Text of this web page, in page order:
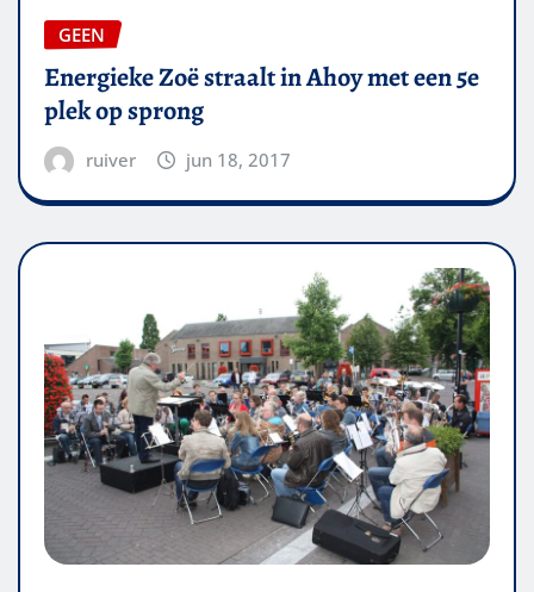
GEEN
Energieke Zoë straalt in Ahoy met een 5e
plek op sprong
ruiver jun 18, 2017